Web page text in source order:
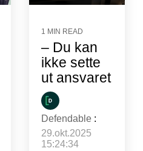
1 MIN READ
– Du kan
ikke sette
ut ansvaret
Defendable :
29.okt.2025
15:24:34